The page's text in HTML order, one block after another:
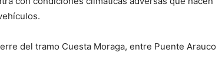
el
de
para
del tramo Cuesta Moraga, entre Puente Arauco